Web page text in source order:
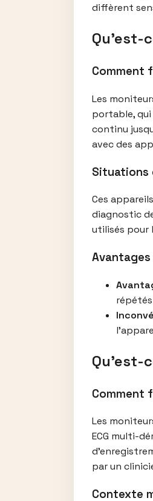
diffèrent
Qu’est-
Comment
Les
portable,
continu
avec des
Situations
Ces
diagnostic
utilisés pour
Avantages
Qu’est-
Comment
Les
ECG multi-
par un
Contexte